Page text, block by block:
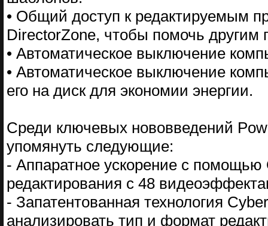
• Общий доступ к редактируемым
DirectorZone, чтобы помочь другим
• Автоматическое выключение
• Автоматическое выключение
его на диск для экономии энергии.
Среди ключевых нововведений
упомянуть следующие:
- Аппаратное ускорение с помощью
редактирования с 48
- Запатентованная технология
анализировать тип и формат